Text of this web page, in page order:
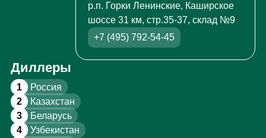
р.п. Горки Ленинские, Каширское
шоссе 31 км, стр.35-37, склад №9
+7 (495) 792-54-45
Диллеры
1 Россия
2 Казахстан
3 Беларусь
4 Узбекистан